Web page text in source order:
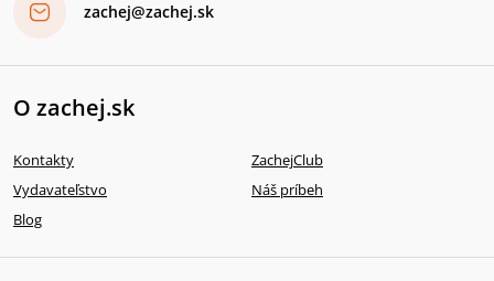
zachej@zachej.sk
O zachej.sk
Kontakty
ZachejClub
Vydavateľstvo
Náš príbeh
Blog